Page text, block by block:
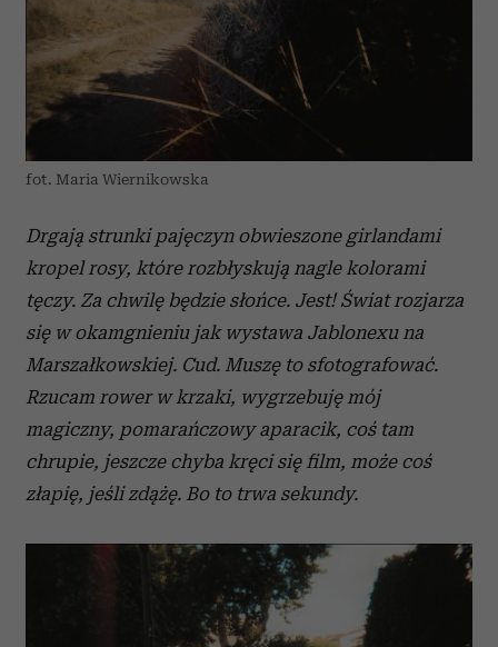
fot. Maria Wiernikowska
Drgają strunki pajęczyn obwieszone girlandami
kropel rosy, które rozbłyskują nagle kolorami
tęczy. Za chwilę będzie słońce. Jest! Świat rozjarza
się w okamgnieniu jak wystawa Jablonexu na
Marszałkowskiej. Cud. Muszę to sfotografować.
Rzucam rower w krzaki, wygrzebuję mój
magiczny, pomarańczowy aparacik, coś tam
chrupie, jeszcze chyba kręci się film, może coś
złapię, jeśli zdążę. Bo to trwa sekundy.